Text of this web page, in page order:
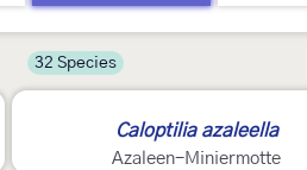
32 Species
Caloptilia azaleella
Azaleen-Miniermotte